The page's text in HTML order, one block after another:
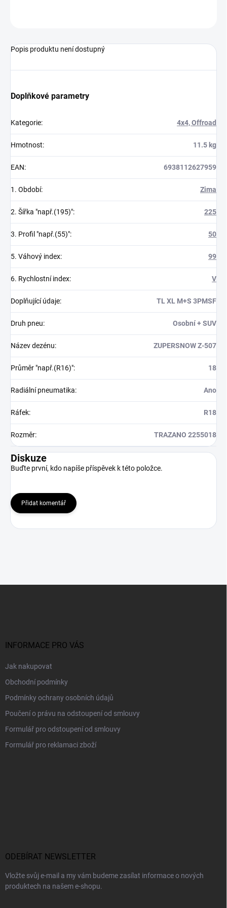
Popis produktu není dostupný
Doplňkové parametry
Kategorie: 4x4, Offroad
Hmotnost: 11.5 kg
EAN: 6938112627959
1. Období: Zima
2. Šířka "např.(195)": 225
3. Profil "např.(55)": 50
5. Váhový index: 99
6. Rychlostní index: V
Doplňující údaje: TL XL M+S 3PMSF
Druh pneu: Osobní + SUV
Název dezénu: ZUPERSNOW Z-507
Průměr "např.(R16)": 18
Radiální pneumatika: Ano
Ráfek: R18
Rozměr: TRAZANO 2255018
Diskuze
Buďte první, kdo napíše příspěvek k této položce.
Přidat komentář
INFORMACE PRO VÁS
Jak nakupovat
Obchodní podmínky
Podmínky ochrany osobních údajů
Poučení o právu na odstoupení od smlouvy
Formulář pro odstoupení od smlouvy
Formulář pro reklamaci zboží
ODEBÍRAT NEWSLETTER
Vložte svůj e-mail a my vám budeme zasílat informace o nových
produktech na našem e-shopu.